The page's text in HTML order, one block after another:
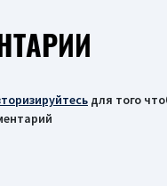
для того